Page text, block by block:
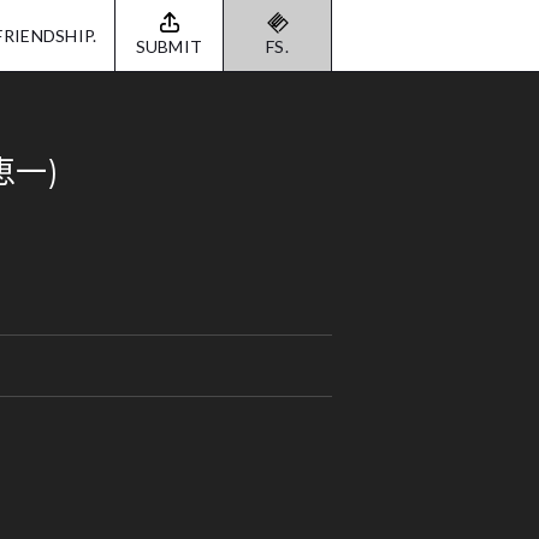
SUBMIT FS.
一)